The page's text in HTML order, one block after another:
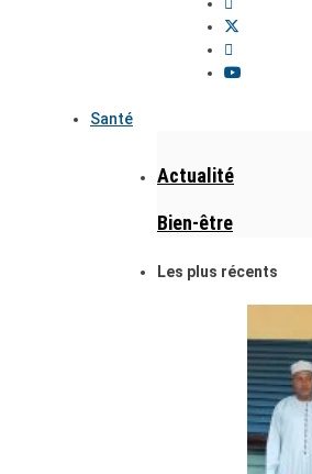
Santé
Actualité
Bien-être
Les plus récents